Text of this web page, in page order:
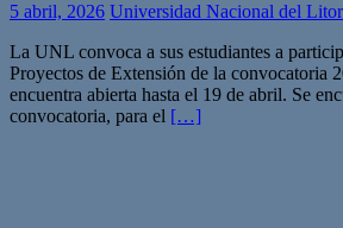
5 abril, 2026 Universidad Nacional del
La UNL convoca a sus estudiantes a
Proyectos de Extensión de la convocatoria
encuentra abierta hasta el 19 de abril. Se
convocatoria, para el […]